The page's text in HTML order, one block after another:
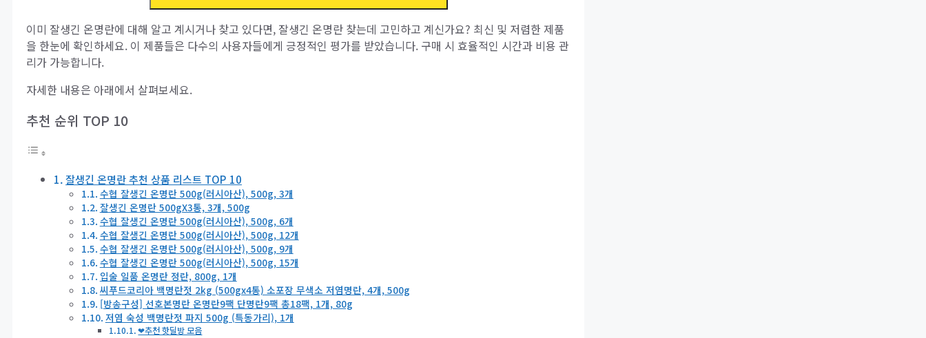
이미 잘생긴 온명란에 대해 알고 계시거나 찾고 있다면, 잘생긴 온명란 찾는데 고민하고 계신가요? 최신 및 저렴한 제품
을 한눈에 확인하세요. 이 제품들은 다수의 사용자들에게 긍정적인 평가를 받았습니다. 구매 시 효율적인 시간과 비용 관
리가 가능합니다.
자세한 내용은 아래에서 살펴보세요.
추천 순위 TOP 10
잘생긴 온명란 추천 상품 리스트 TOP 10
수협 잘생긴 온명란 500g(러시아산), 500g, 3개
잘생긴 온명란 500gX3통, 3개, 500g
수협 잘생긴 온명란 500g(러시아산), 500g, 6개
수협 잘생긴 온명란 500g(러시아산), 500g, 12개
수협 잘생긴 온명란 500g(러시아산), 500g, 9개
수협 잘생긴 온명란 500g(러시아산), 500g, 15개
입술 일품 온명란 정란, 800g, 1개
씨푸드코리아 백명란젓 2kg (500gx4통) 소포장 무색소 저염명란, 4개, 500g
[방송구성] 선호본명란 온명란9팩 단명란9팩 총18팩, 1개, 80g
저염 숙성 백명란젓 파지 500g (특동가리), 1개
❤추천 핫딜방 모음